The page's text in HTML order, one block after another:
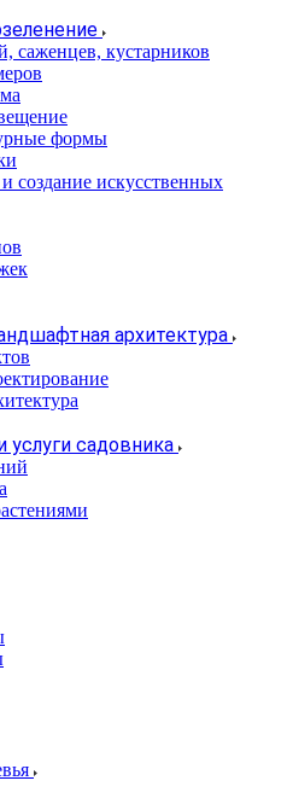
саженцев, кустарников
формы
создание искусственных
архитектура
услуги садовника